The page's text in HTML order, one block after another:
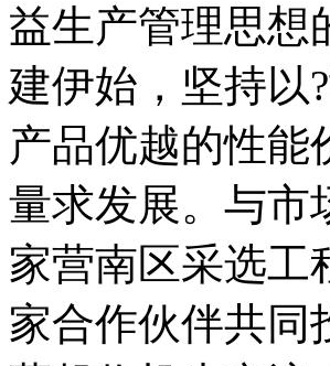
益生产管理思想
建伊始，坚持以
产品优越的性能
量求发展。与市
家营南区采选工
家合作伙伴共同